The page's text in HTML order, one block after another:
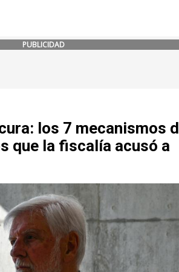
PUBLICIDAD
los 7 mecanismos
que la fiscalía acusó a